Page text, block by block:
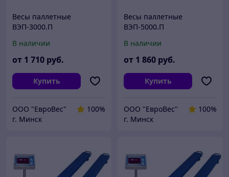
Весы паллетные
ВЭП-3000.П
В наличии
от 1 710 руб.
Купить
ООО "ЕвроВес"
100%
г. Минск
Весы паллетные
ВЭП-5000.П
В наличии
от 1 860 руб.
Купить
ООО "ЕвроВес"
100%
г. Минск